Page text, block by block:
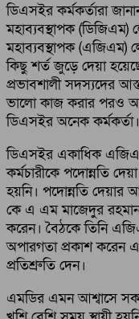
ডিএসইর কর্মকর্তারা
মহাব্যবস্থাপক (ডিজিএম)
মহাব্যবস্থাপক (এজিএম)
কিছু শর্ত জুড়ে দেয়া
প্রভাবশালী সদস্যদের
ভালো কাজ করার পরও
ডিএসইর অনেক
ডিএসইর একাধিক এজিএম
কর্মচারীকে পদোন্নতি
হয়নি। পদোন্নতি দেয়ার
কে এ এম মাজেদুর
করেন। বৈঠকে তিনি
অপারগতা প্রকাশ করেন
প্রতিশ্রুতি দেন।
এমডির এমন আশ্বাসে